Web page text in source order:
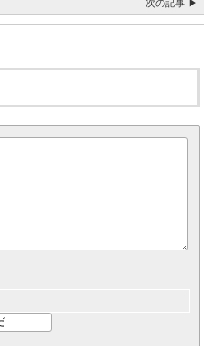
次の記事 ▶